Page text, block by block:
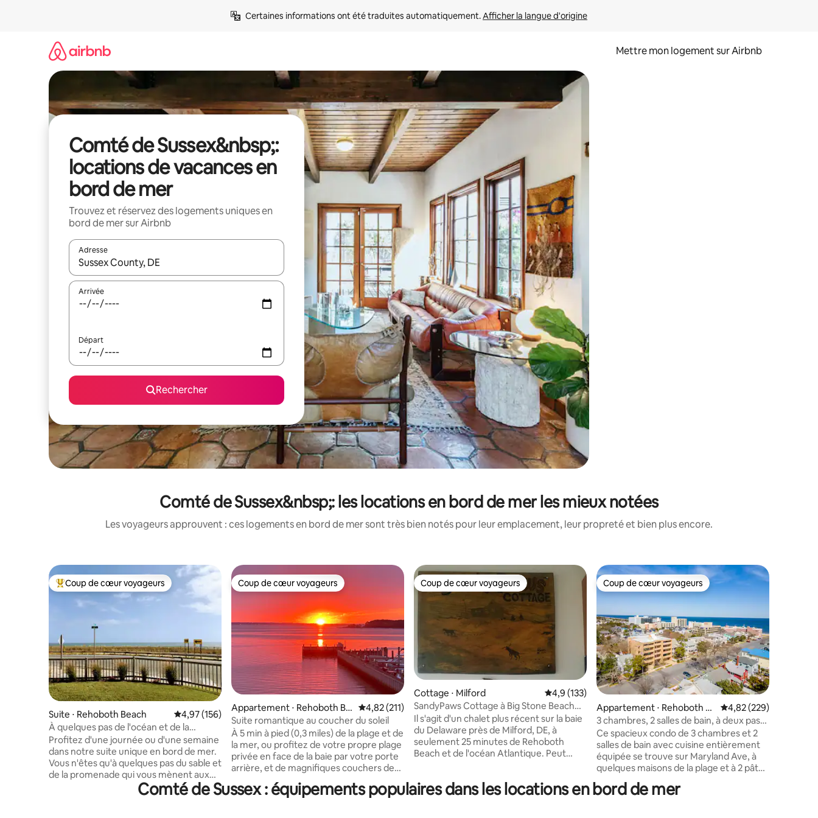
Certaines informations ont été traduites automatiquement. Afficher la langue d'origine
Mettre mon logement sur Airbnb
Comté de Sussex&nbsp;:
locations de vacances en
bord de mer
Trouvez et réservez des logements uniques en
bord de mer sur Airbnb
Adresse
Lorsque les résultats s'affichent, utilisez les flèches vers le haut et vers le bas pour les parcourir ou en appuyant et en faisant glisser.
Arrivée
Départ
Rechercher
Comté de Sussex&nbsp;: les locations en bord de mer les mieux notées
Les voyageurs approuvent : ces logements en bord de mer sont très bien notés pour leur emplacement, leur propreté et bien plus encore.
Coups de cœur voyageurs les plus appréciés
Coup de cœur voyageurs
Suite ⋅ Rehoboth Beach Évaluation moyenne sur la base de 156 commentaires : 4,97 sur 5
4,97 (156)
À quelques pas de l'océan et de la
promenade sur Surf Ave.
Profitez d'une journée ou d'une semaine
dans notre suite unique en bord de mer.
Vous n'êtes qu'à quelques pas du sable et
de la promenade qui vous mènent aux
incroyables restaurants et boutiques de
Rehoboth Beach. Votre entrée privée est
Coup de cœur voyageurs
Coup de cœur voyageurs
Appartement ⋅ Rehoboth Be
ach
Évaluation moyenne sur la base de 211 commentaires : 4,82 sur 5
4,82 (211)
Suite romantique au coucher du soleil
À 5 min à pied (0,3 miles) de la plage et de
la mer, ou profitez de votre propre plage
privée en face de la baie par votre porte
arrière, et de magnifiques couchers de
soleil romantiques. Le logement du
premier étage dispose d'une chambre et
Coup de cœur voyageurs
Coup de cœur voyageurs
Cottage ⋅ Milford Évaluation moyenne sur la base de 133 commentaires : 4,9 sur 5
4,9 (133)
SandyPaws Cottage à Big Stone Beach
sur la baie de DE
Il s'agit d'un chalet plus récent sur la baie
du Delaware près de Milford, DE, à
seulement 25 minutes de Rehoboth
Beach et de l'océan Atlantique. Peut
Grande chambre ensoleillée avec
télévision et PARABOLIQUE par satellite.
Coup de cœur voyageurs
Coup de cœur voyageurs
Appartement ⋅ Rehoboth B
each
Évaluation moyenne
4,82 (229)
3 chambres, 2 salles de bain, à deux pas
de la plage et de tout !
Ce spacieux condo de 3 chambres et 2
salles de bain avec cuisine entièrement
équipée se trouve sur Maryland Ave, à
quelques maisons de la plage et à 2 pâtés
de maisons de Rehoboth Ave. Vous serez
à distance de marche de tout, des
Comté de Sussex : équipements populaires dans les locations en bord de mer